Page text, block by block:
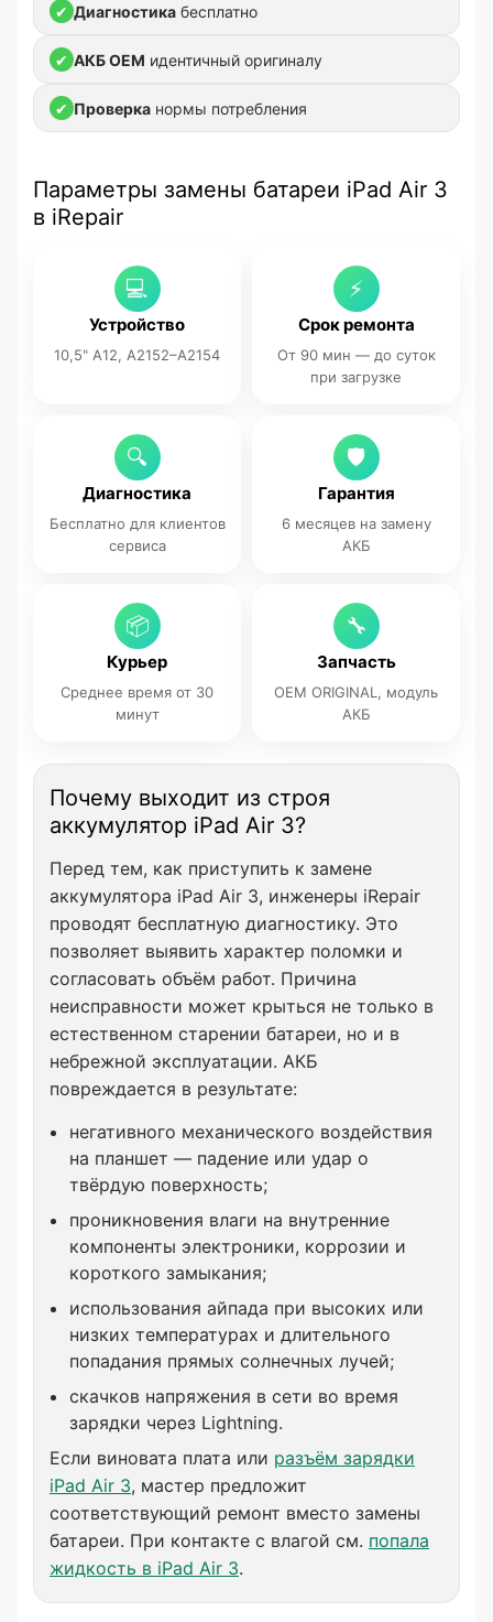
✔ Диагностика бесплатно
✔ АКБ OEM идентичный оригиналу
✔ Проверка нормы потребления
Параметры замены батареи iPad Air 3
в iRepair
💻
Устройство
10,5" A12, A2152–A2154
⚡
Срок ремонта
От 90 мин — до суток
при загрузке
🔍
Диагностика
Бесплатно для клиентов
сервиса
🛡
Гарантия
6 месяцев на замену
АКБ
📦
Курьер
Среднее время от 30
минут
🔧
Запчасть
OEM ORIGINAL, модуль
АКБ
Почему выходит из строя
аккумулятор iPad Air 3?
Перед тем, как приступить к замене
аккумулятора iPad Air 3, инженеры iRepair
проводят бесплатную диагностику. Это
позволяет выявить характер поломки и
согласовать объём работ. Причина
неисправности может крыться не только в
естественном старении батареи, но и в
небрежной эксплуатации. АКБ
повреждается в результате:
негативного механического воздействия
на планшет — падение или удар о
твёрдую поверхность;
проникновения влаги на внутренние
компоненты электроники, коррозии и
короткого замыкания;
использования айпада при высоких или
низких температурах и длительного
попадания прямых солнечных лучей;
скачков напряжения в сети во время
зарядки через Lightning.
Если виновата плата или разъём зарядки
iPad Air 3, мастер предложит
соответствующий ремонт вместо замены
батареи. При контакте с влагой см. попала
жидкость в iPad Air 3.